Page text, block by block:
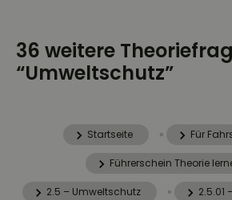
36 weitere
“Umweltschutz”
Startseite » Für
Führerschein Theorie
2.5 – Umweltschutz » 2.5.01